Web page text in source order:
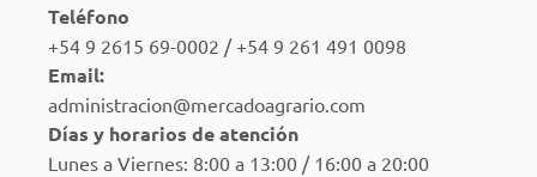
Teléfono
+54 9 2615 69-0002 / +54 9 261 491 0098
Email:
administracion@mercadoagrario.com
Días y horarios de atención
Lunes a Viernes: 8:00 a 13:00 / 16:00 a 20:00